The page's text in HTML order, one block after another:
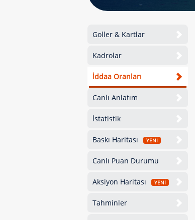
Goller & Kartlar
Kadrolar
İddaa Oranları
Canlı Anlatım
İstatistik
Baskı Haritası YENİ
Canlı Puan Durumu
Aksiyon Haritası YENİ
Tahminler